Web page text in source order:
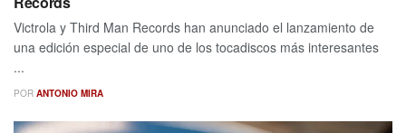
Victrola y Third Man Records han anunciado el lanzamiento de
una edición especial de uno de los tocadiscos más interesantes
...
POR ANTONIO MIRA